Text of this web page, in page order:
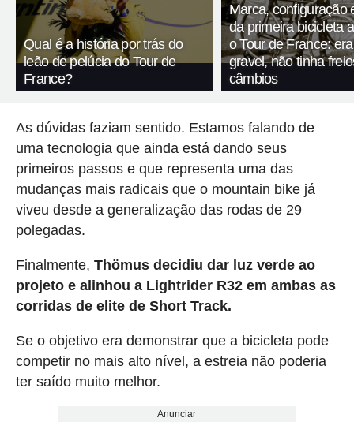
Qual é a história por trás do
leão de pelúcia do Tour de
France?
Marca, configuração
da primeira bicicleta
o Tour de France:
gravel, não tinha
câmbios
As dúvidas faziam sentido. Estamos falando de
uma tecnologia que ainda está dando seus
primeiros passos e que representa uma das
mudanças mais radicais que o mountain bike já
viveu desde a generalização das rodas de 29
polegadas.
Finalmente, Thömus decidiu dar luz verde ao
projeto e alinhou a Lightrider R32 em ambas as
corridas de elite de Short Track.
Se o objetivo era demonstrar que a bicicleta pode
competir no mais alto nível, a estreia não poderia
ter saído muito melhor.
Anunciar